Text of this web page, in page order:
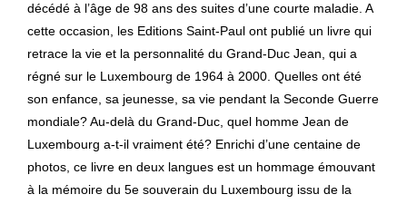
décédé à l’âge de 98 ans des suites d’une courte maladie. A
cette occasion, les Editions Saint-Paul ont publié un livre qui
retrace la vie et la personnalité du Grand-Duc Jean, qui a
régné sur le Luxembourg de 1964 à 2000. Quelles ont été
son enfance, sa jeunesse, sa vie pendant la Seconde Guerre
mondiale? Au-delà du Grand-Duc, quel homme Jean de
Luxembourg a-t-il vraiment été? Enrichi d’une centaine de
photos, ce livre en deux langues est un hommage émouvant
à la mémoire du 5e souverain du Luxembourg issu de la